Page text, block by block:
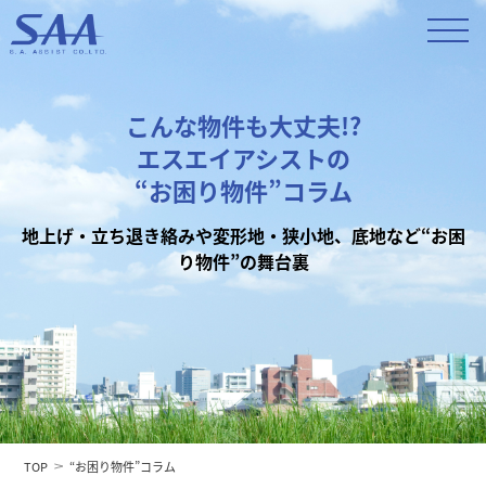
こんな物件も大丈夫!?
エスエイアシストの
“お困り物件”コラム
地上げ・立ち退き絡みや変形地・狭小地、底地など“お困
り物件”の舞台裏
TOP “お困り物件”コラム